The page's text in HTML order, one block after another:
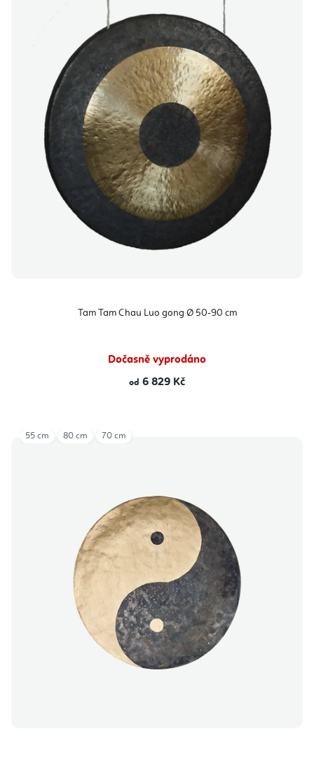
Tam Tam Chau Luo gong Ø 50-90 cm
Dočasně vyprodáno
od 6 829 Kč
55 cm 80 cm 70 cm